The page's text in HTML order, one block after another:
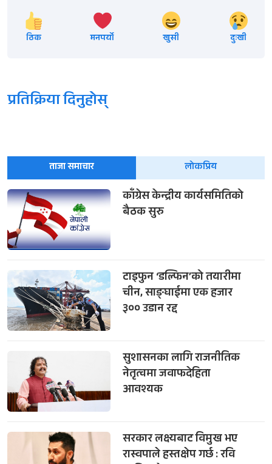
ठिक मनपर्यो खुसी दुःखी
प्रतिक्रिया दिनुहोस्
ताजा समाचार लोकप्रिय
काँग्रेस केन्द्रीय कार्यसमितिको
बैठक सुरु
टाइफुन ‘डल्फिन’को तयारीमा
चीन, साङ्घाईमा एक हजार
३०० उडान रद्द
सुशासनका लागि राजनीतिक
नेतृत्वमा जवाफदेहिता
आवश्यक
सरकार लक्ष्यबाट विमुख भए
रास्वपाले हस्तक्षेप गर्छ : रवि